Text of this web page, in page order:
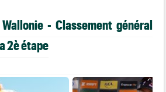
- Classement général
2è étape